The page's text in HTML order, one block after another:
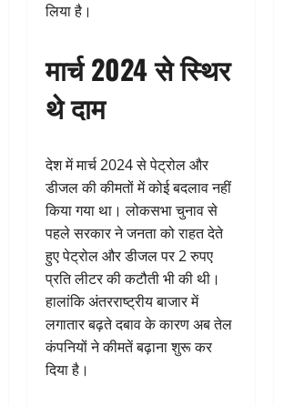
लिया है।
मार्च 2024 से स्थिर
थे दाम
देश में मार्च 2024 से पेट्रोल और
डीजल की कीमतों में कोई बदलाव नहीं
किया गया था। लोकसभा चुनाव से
पहले सरकार ने जनता को राहत देते
हुए पेट्रोल और डीजल पर 2 रुपए
प्रति लीटर की कटौती भी की थी।
हालांकि अंतरराष्ट्रीय बाजार में
लगातार बढ़ते दबाव के कारण अब तेल
कंपनियों ने कीमतें बढ़ाना शुरू कर
दिया है।